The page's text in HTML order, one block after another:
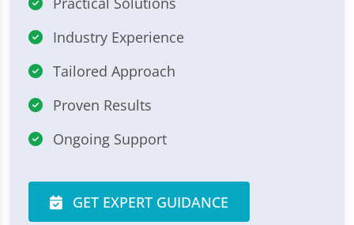
Industry Experience
Tailored Approach
Proven Results
Ongoing Support
GET EXPERT GUIDANCE